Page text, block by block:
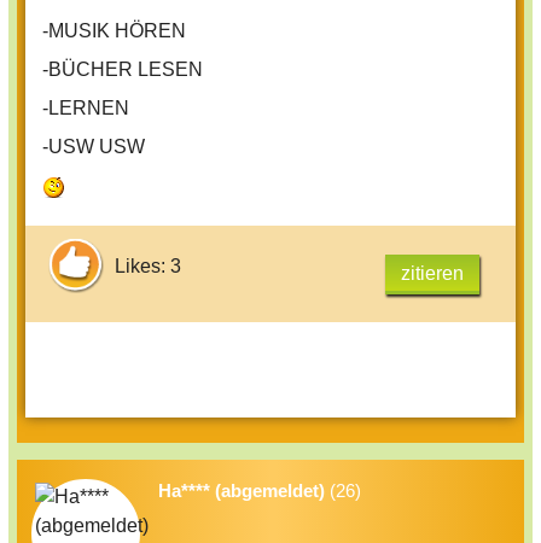
-MUSIK HÖREN
-BÜCHER LESEN
-LERNEN
-USW USW
Likes: 3 zitieren
Ha**** (abgemeldet) (26)